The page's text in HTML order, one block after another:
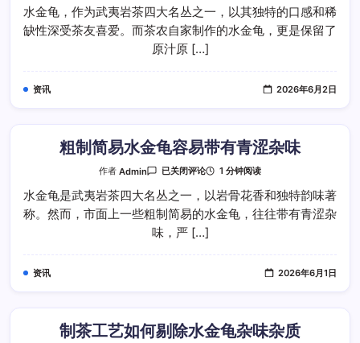
自
家
制
作
水
水金龟，作为武夷岩茶四大名丛之一，以其独特的口感和稀
缺性深受茶友喜爱。而茶农自家制作的水金龟，更是保留了
原汁原 […]
资讯 2026年6月2日
粗制简易水金龟容易带有青涩杂味
作者Admin
粗
简
易
水
金
龟
已关闭评论 1 分钟阅读
水金龟是武夷岩茶四大名丛之一，以岩骨花香和独特韵味著
称。然而，市面上一些粗制简易的水金龟，往往带有青涩杂
味，严 […]
资讯 2026年6月1日
制茶工艺如何剔除水金龟杂味杂质